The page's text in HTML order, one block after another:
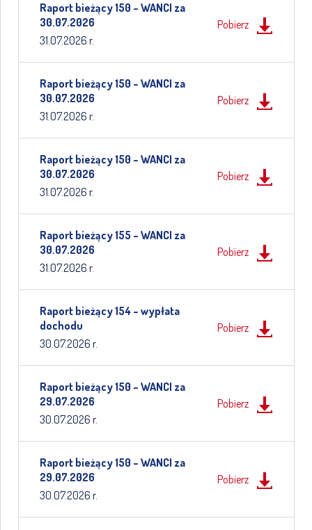
Raport bieżący 150 – WANCI za
30.07.2026
31.07.2026 r.
Pobierz
Raport bieżący 150 – WANCI za
30.07.2026
31.07.2026 r.
Pobierz
Raport bieżący 150 – WANCI za
30.07.2026
31.07.2026 r.
Pobierz
Raport bieżący 155 – WANCI za
30.07.2026
31.07.2026 r.
Pobierz
Raport bieżący 154 – wypłata
dochodu
30.07.2026 r.
Pobierz
Raport bieżący 150 – WANCI za
29.07.2026
30.07.2026 r.
Pobierz
Raport bieżący 150 – WANCI za
29.07.2026
30.07.2026 r.
Pobierz